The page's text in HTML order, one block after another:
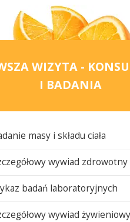
WIZYTA -
I BADANIA
masy i składu ciała
wywiad zdrowotny
badań laboratoryjnych
wywiad żywieniowy